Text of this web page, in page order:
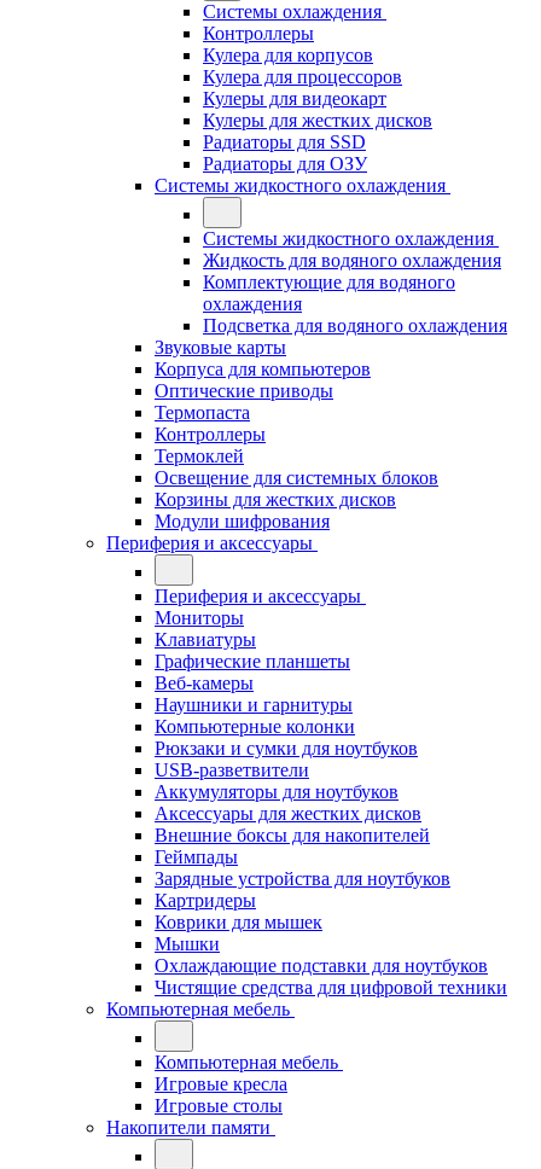
Системы охлаждения
Контроллеры
Кулера для корпусов
Кулера для процессоров
Кулеры для видеокарт
Кулеры для жестких дисков
Радиаторы для SSD
Радиаторы для ОЗУ
Системы жидкостного охлаждения
Системы жидкостного охлаждения
Жидкость для водяного охлаждения
Комплектующие для водяного
охлаждения
Подсветка для водяного охлаждения
Звуковые карты
Корпуса для компьютеров
Оптические приводы
Термопаста
Контроллеры
Термоклей
Освещение для системных блоков
Корзины для жестких дисков
Модули шифрования
Периферия и аксессуары
Периферия и аксессуары
Мониторы
Клавиатуры
Графические планшеты
Веб-камеры
Наушники и гарнитуры
Компьютерные колонки
Рюкзаки и сумки для ноутбуков
USB-разветвители
Аккумуляторы для ноутбуков
Аксессуары для жестких дисков
Внешние боксы для накопителей
Геймпады
Зарядные устройства для ноутбуков
Картридеры
Коврики для мышек
Мышки
Охлаждающие подставки для ноутбуков
Чистящие средства для цифровой техники
Компьютерная мебель
Компьютерная мебель
Игровые кресла
Игровые столы
Накопители памяти